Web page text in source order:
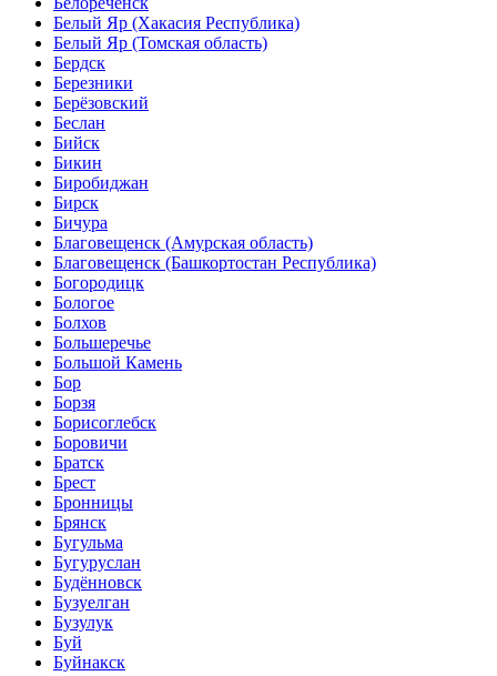
Белый Яр (Хакасия Республика)
Белый Яр (Томская область)
Бердск
Березники
Берёзовский
Беслан
Бийск
Бикин
Биробиджан
Бирск
Бичура
Благовещенск (Амурская область)
Благовещенск (Башкортостан Республика)
Богородицк
Бологое
Болхов
Большеречье
Большой Камень
Бор
Борзя
Борисоглебск
Боровичи
Братск
Брест
Бронницы
Брянск
Бугульма
Бугуруслан
Будённовск
Бузуелган
Бузулук
Буй
Буйнакск